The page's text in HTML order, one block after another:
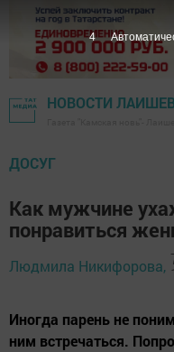
НОВОСТИ
ДОСУГ
Как мужчине
понравиться
Людмила Никифорова,
Иногда парень не
ним встречаться.
3